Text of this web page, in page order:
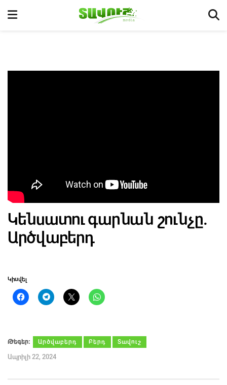
Կենսատու գարնան շունչը.
Արծվաբերդ
Կիսվել
Թեգեր։ Արծվաբերդ Բերդ Տավուշ
Ապրիլի 22, 2024